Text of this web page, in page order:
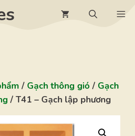
/ Gạch thông gió / Gạch
/ T41 – Gạch lập phương